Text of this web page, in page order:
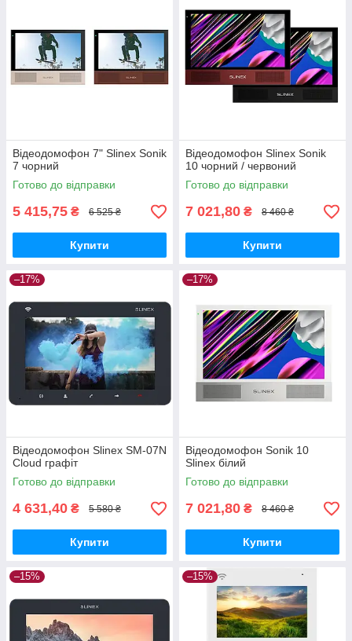
Відеодомофон 7" Slinex Sonik
7 чорний
Готово до відправки
5 415,75 ₴ 6 525 ₴
Купити
Відеодомофон Slinex Sonik
10 чорний / червоний
Готово до відправки
7 021,80 ₴ 8 460 ₴
Купити
–17%
Відеодомофон Slinex SM-07N
Cloud графіт
Готово до відправки
4 631,40 ₴ 5 580 ₴
Купити
–17%
Відеодомофон Sonik 10
Slinex білий
Готово до відправки
7 021,80 ₴ 8 460 ₴
Купити
–15% –15%